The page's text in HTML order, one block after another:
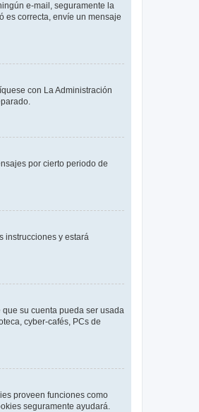
e-mail, seguramente la
es correcta, envíe un mensaje
con La Administración
por cierto periodo de
instrucciones y estará
su cuenta pueda ser usada
cyber-cafés, PCs de
proveen funciones como
seguramente ayudará.